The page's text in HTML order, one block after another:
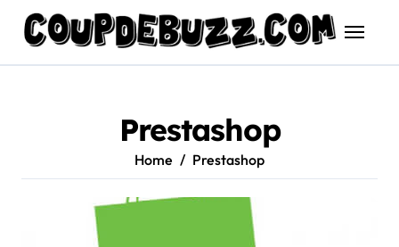
content
Prestashop
Home Prestashop